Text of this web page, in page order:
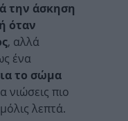
την άσκηση
όταν
, αλλά
ένα
το σώμα
νιώσεις πιο
λεπτά.